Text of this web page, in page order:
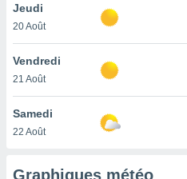
que
et que
Jeudi
20 Août
Vendredi
21 Août
Samedi
22 Août
Graphiques météo